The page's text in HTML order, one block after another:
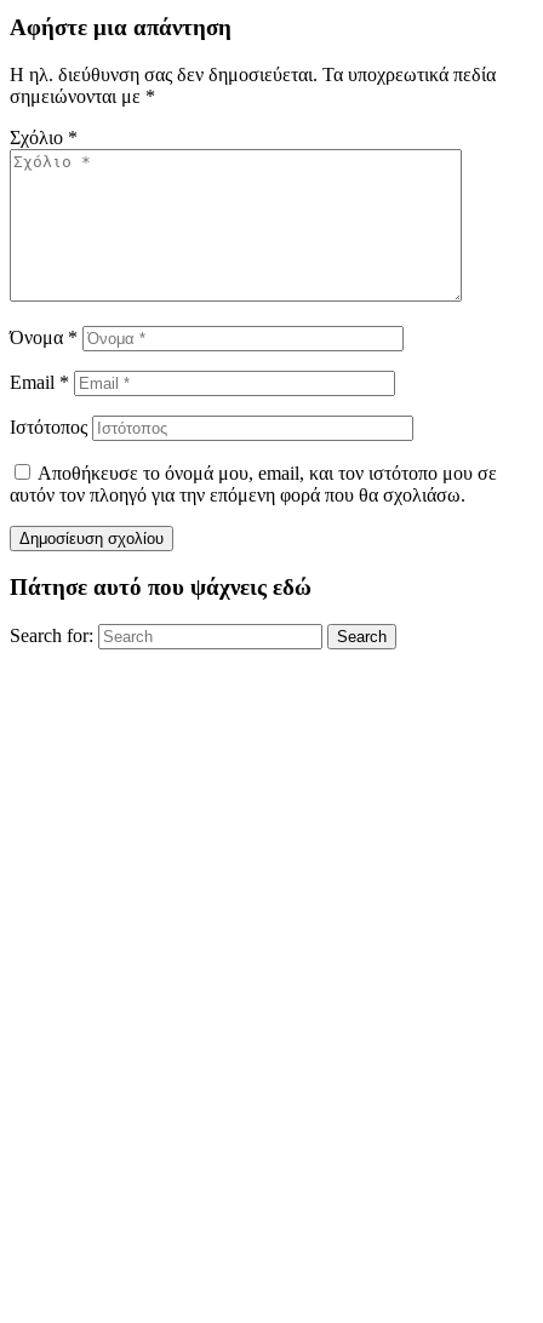
Αφήστε μια απάντηση
Η ηλ. διεύθυνση σας δεν δημοσιεύεται. Τα υποχρεωτικά πεδία
σημειώνονται με *
Σχόλιο *
Όνομα *
Email *
Ιστότοπος
Αποθήκευσε το όνομά μου, email, και τον ιστότοπο μου σε
αυτόν τον πλοηγό για την επόμενη φορά που θα σχολιάσω.
Πάτησε αυτό που ψάχνεις εδώ
Search for: Search